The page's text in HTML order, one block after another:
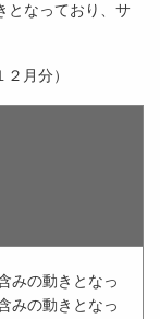
となっており、サ
月分）
みの動きとなっ
みの動きとなっ